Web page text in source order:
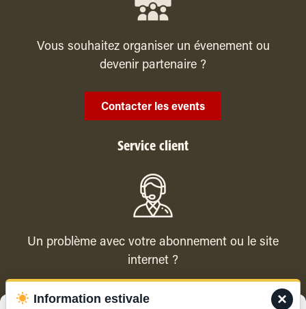
Vous souhaitez organiser un évenement ou
devenir partenaire ?
Contacter les events
Service client
Un problème avec votre abonnement ou le site
internet ?
Contacter le service client ×
Information estivale